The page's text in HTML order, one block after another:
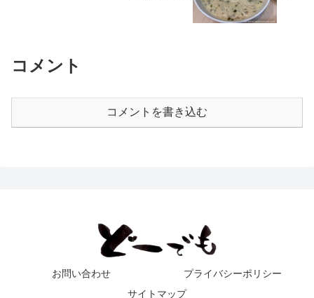
コメント
コメントを書き込む
お問い合わせ
プライバシーポリシー
サイトマップ